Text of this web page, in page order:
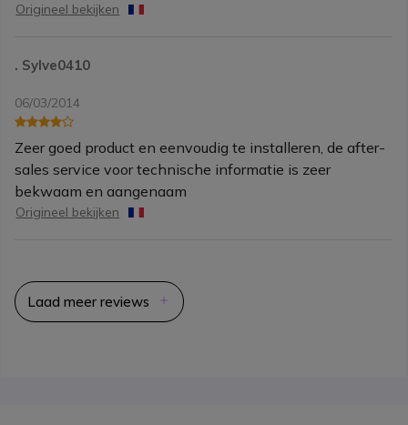
Origineel bekijken
. Sylve0410
06/03/2014
Zeer goed product en eenvoudig te installeren, de after-
sales service voor technische informatie is zeer
bekwaam en aangenaam
Origineel bekijken
Laad meer reviews